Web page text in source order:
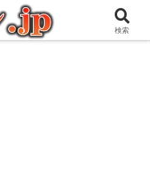
快な日々を綴るブログ
検索